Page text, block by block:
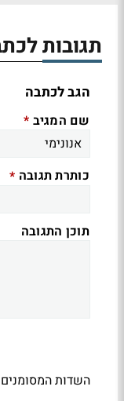
תגובות
הגב לכתבה
שם המגיב *
כותרת תגובה *
תוכן התגובה
השדות